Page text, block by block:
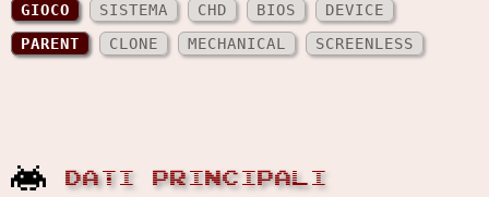
GIOCO SISTEMA CHD BIOS
DEVICE
PARENT
CLONE MECHANICAL SCREENLESS
DATI PRINCIPALI